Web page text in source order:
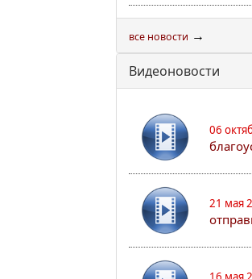
все новости →
Видеоновости
06
21 мая